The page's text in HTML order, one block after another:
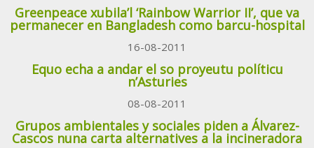
Greenpeace xubila’l ‘Rainbow Warrior II’, que va
permanecer en Bangladesh como barcu-hospital
16-08-2011
Equo echa a andar el so proyeutu políticu
n’Asturies
08-08-2011
Grupos ambientales y sociales piden a Álvarez-
Cascos nuna carta alternatives a la incineradora